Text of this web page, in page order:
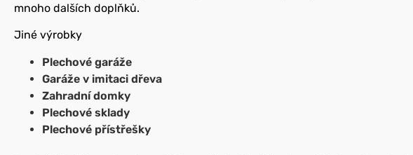
mnoho dalších doplňků.
Jiné výrobky
Plechové garáže
Garáže v imitaci dřeva
Zahradní domky
Plechové sklady
Plechové přístřešky